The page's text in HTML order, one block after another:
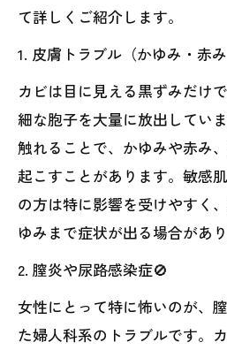
て詳しくご紹介します。
1. 皮膚トラブル（かゆみ・赤
カビは目に見える黒ずみだけ
細な胞子を大量に放出してい
触れることで、かゆみや赤み
起こすことがあります。敏感
の方は特に影響を受けやすく
ゆみまで症状が出る場合があり
2. 膣炎や尿路感染症🚫
女性にとって特に怖いのが、
た婦人科系のトラブルです。